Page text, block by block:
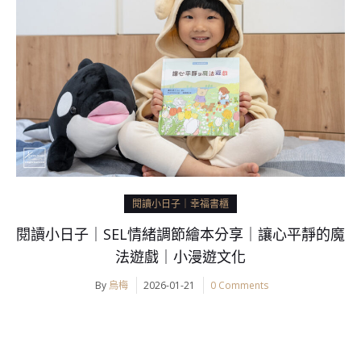
閱讀小日子｜幸福書櫃
閱讀小日子｜SEL情緒調節繪本分享｜讓心平靜的魔
法遊戲｜小漫遊文化
By 烏梅 2026-01-21 0 Comments